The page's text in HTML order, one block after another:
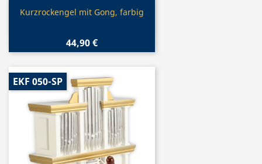
Vorschau
Kurzrockengel mit Gong, farbig
44,90 €
EKF 050-SP